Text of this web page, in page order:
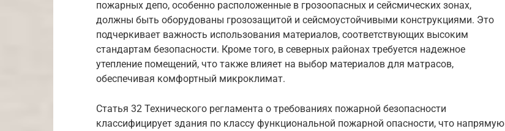
пожарных депо, особенно расположенные в грозоопасных и сейсмических зонах,
должны быть оборудованы грозозащитой и сейсмоустойчивыми конструкциями. Это
подчеркивает важность использования материалов, соответствующих высоким
стандартам безопасности. Кроме того, в северных районах требуется надежное
утепление помещений, что также влияет на выбор материалов для матрасов,
обеспечивая комфортный микроклимат.
Статья 32 Технического регламента о требованиях пожарной безопасности
классифицирует здания по классу функциональной пожарной опасности, что напрямую